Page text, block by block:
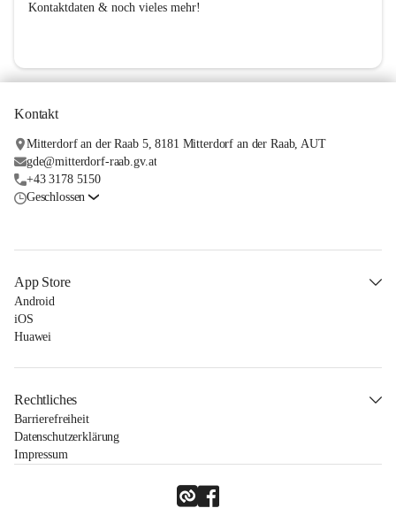
Kontaktdaten & noch vieles mehr!
Kontakt
Mitterdorf an der Raab 5, 8181 Mitterdorf an der Raab, AUT
gde@mitterdorf-raab.gv.at
+43 3178 5150
Geschlossen
App Store
Android
iOS
Huawei
Rechtliches
Barrierefreiheit
Datenschutzerklärung
Impressum